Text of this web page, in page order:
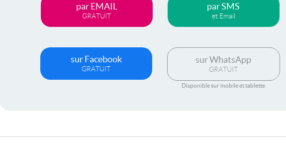
par EMAIL
GRATUIT
par SMS
et Email
sur Facebook
GRATUIT
sur WhatsApp
GRATUIT
Disponible sur mobile et tablette